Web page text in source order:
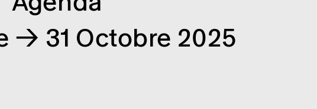
→ 31 Octobre 2025